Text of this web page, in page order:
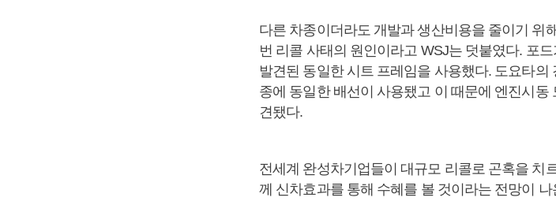
다른 차종이더라도 개발과 생산비용을 줄이기 위
번 리콜 사태의 원인이라고 WSJ는 덧붙였다. 포
발견된 동일한 시트 프레임을 사용했다. 도요타
종에 동일한 배선이 사용됐고 이 때문에 엔진시
견됐다.
전세계 완성차기업들이 대규모 리콜로 곤혹을 치
께 신차효과를 통해 수혜를 볼 것이라는 전망이 나